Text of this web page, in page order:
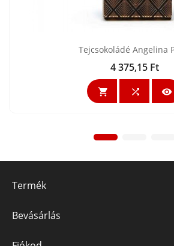
Tejcsokoládé Angelina
Ár
4 375,15 Ft
  
Termék
Bevásárlás